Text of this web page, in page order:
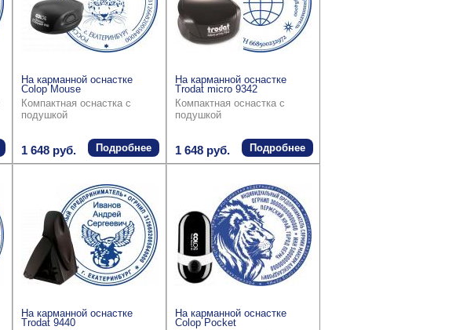
На карманной оснастке
Colop Mouse
Компактная оснастка с
подушкой
1 648 руб. Подробнее
На карманной оснастке
Trodat micro 9342
Компактная оснастка с
подушкой
1 648 руб. Подробнее
На карманной оснастке
Trodat 9440
На карманной оснастке
Colop Pocket